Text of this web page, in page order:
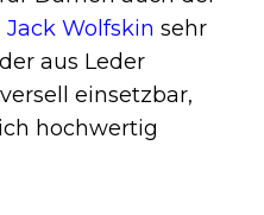
Jack Wolfskin sehr
aus Leder
einsetzbar,
hochwertig